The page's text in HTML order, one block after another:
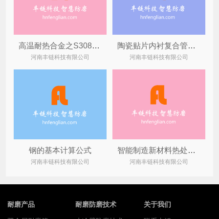
高温耐热合金之S30815主要优势特点
河南丰链科技有限公司
陶瓷贴片内衬复合管道快速焊接技术
河南丰链科技有限公司
钢的基本计算公式
河南丰链科技有限公司
智能制造新材料热处理“四把火”之“退火”工艺
河南丰链科技有限公司
耐磨产品 耐磨防磨技术 关于我们